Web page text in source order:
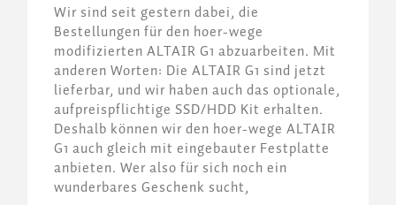
Wir sind seit gestern dabei, die
Bestellungen für den hoer-wege
modifizierten ALTAIR G1 abzuarbeiten. Mit
anderen Worten: Die ALTAIR G1 sind jetzt
lieferbar, und wir haben auch das optionale,
aufpreispflichtige SSD/HDD Kit erhalten.
Deshalb können wir den hoer-wege ALTAIR
G1 auch gleich mit eingebauter Festplatte
anbieten. Wer also für sich noch ein
wunderbares Geschenk sucht,